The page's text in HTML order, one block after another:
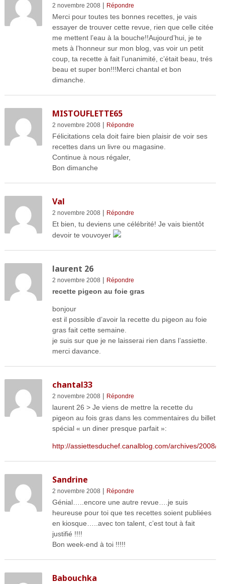
2 novembre 2008 | Répondre
Merci pour toutes tes bonnes recettes, je vais
essayer de trouver cette revue, rien que celle citée
me mettent l’eau à la bouche!!Aujourd’hui, je te
mets à l’honneur sur mon blog, vas voir un petit
coup, ta recette à fait l’unanimité, c’était beau, trés
beau et super bon!!!Merci chantal et bon
dimanche.
MISTOUFLETTE65
2 novembre 2008 | Répondre
Félicitations cela doit faire bien plaisir de voir ses
recettes dans un livre ou magasine.
Continue à nous régaler,
Bon dimanche
Val
2 novembre 2008 | Répondre
Et bien, tu deviens une célébrité! Je vais bientôt
devoir te vouvoyer
laurent 26
2 novembre 2008 | Répondre
recette pigeon au foie gras
bonjour
est il possible d’avoir la recette du pigeon au foie
gras fait cette semaine.
je suis sur que je ne laisserai rien dans l’assiette.
merci davance.
chantal33
2 novembre 2008 | Répondre
laurent 26 > Je viens de mettre la recette du
pigeon au fois gras dans les commentaires du billet
spécial « un diner presque parfait »:
http://assiettesduchef.canalblog.com/archives/2008/
Sandrine
2 novembre 2008 | Répondre
Génial…..encore une autre revue….je suis
heureuse pour toi que tes recettes soient publiées
en kiosque…..avec ton talent, c’est tout à fait
justifié !!!!
Bon week-end à toi !!!!!
Babouchka